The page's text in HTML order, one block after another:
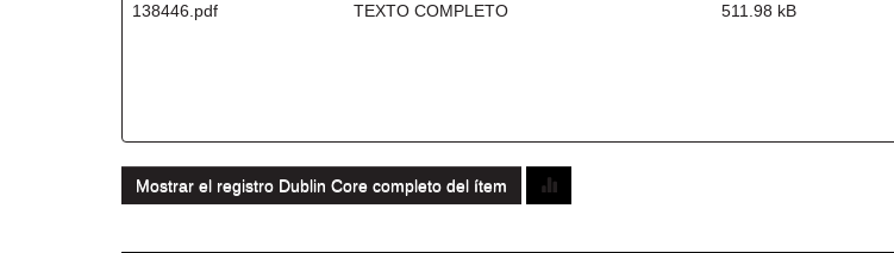
138446.pdf TEXTO COMPLETO 511.98 kB
Mostrar el registro Dublin Core completo del ítem